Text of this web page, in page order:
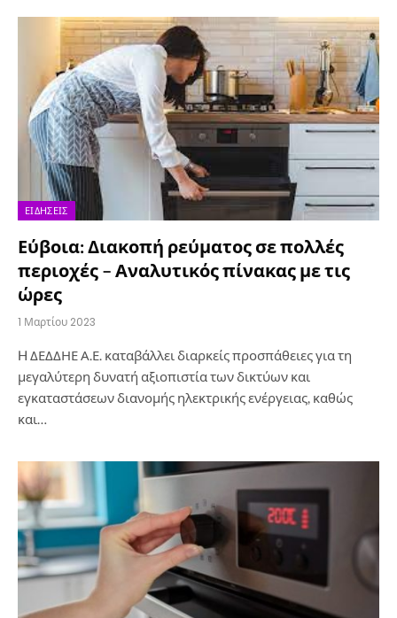
ΕΙΔΉΣΕΙΣ
Εύβοια: Διακοπή ρεύματος σε πολλές
περιοχές – Αναλυτικός πίνακας με τις
ώρες
1 Μαρτίου 2023
H ΔΕΔΔΗΕ Α.Ε. καταβάλλει διαρκείς προσπάθειες για τη
μεγαλύτερη δυνατή αξιοπιστία των δικτύων και
εγκαταστάσεων διανομής ηλεκτρικής ενέργειας, καθώς
και…